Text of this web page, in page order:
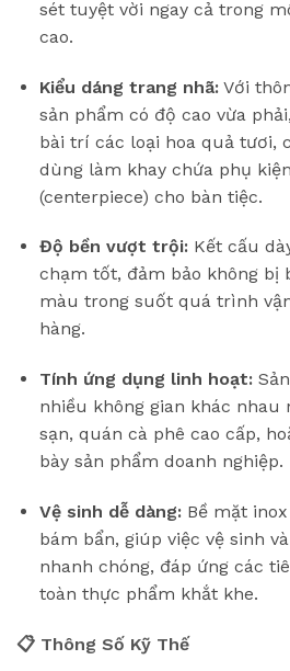
sét tuyệt vời ngay cả trong
cao.
Kiểu dáng trang nhã:Với
sản phẩm có độ cao vừa
bài trí các loại hoa quả tươi,
dùng làm khay chứa phụ
(centerpiece) cho bàn tiệc.
Độ bền vượt trội:Kết cấu
chạm tốt, đảm bảo không bị
màu trong suốt quá trình
hàng.
Tính ứng dụng linh hoạt:
nhiều không gian khác nhau
sạn, quán cà phê cao cấp,
bày sản phẩm doanh nghiệp.
Vệ sinh dễ dàng:Bề mặt
bám bẩn, giúp việc vệ sinh
nhanh chóng, đáp ứng các
toàn thực phẩm khắt khe.
📋 Thông Số Kỹ Thế